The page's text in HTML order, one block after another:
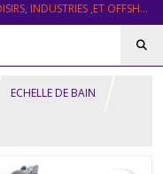
EQUIPEMENT BATEAU , PÊCHE , PLAISANCE ,LOISIRS, INDUSTRIES ,ET OFFSHORE
ECHELLE DE BAIN